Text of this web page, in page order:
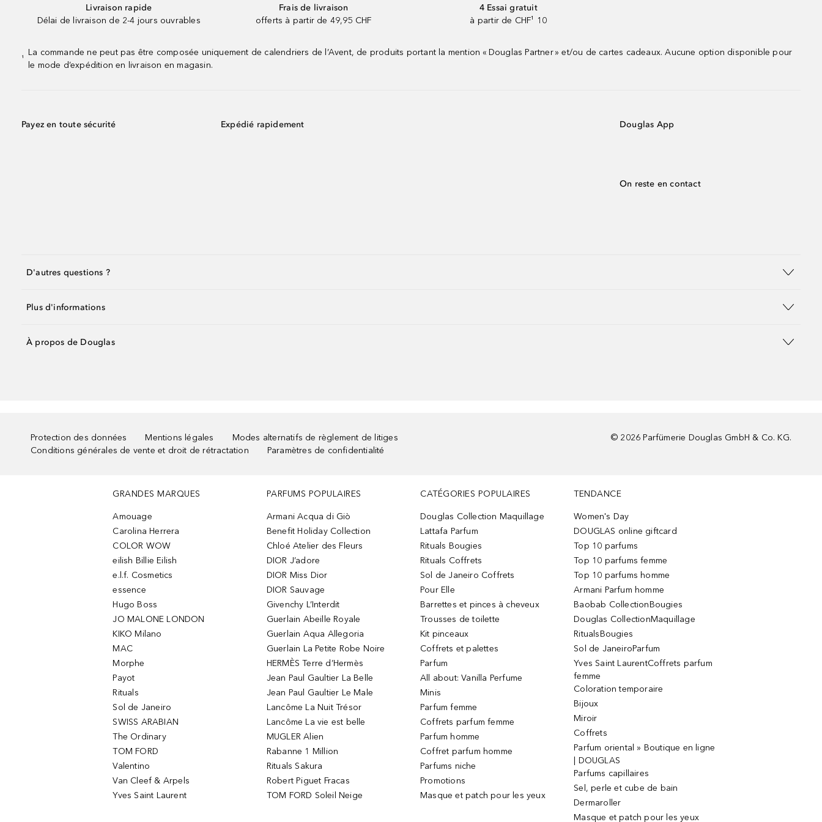
Livraison rapide
Délai de livraison de 2-4 jours ouvrables
Frais de livraison
offerts à partir de 49,95 CHF
4 Essai gratuit
à partir de CHF¹ 10
¹
La commande ne peut pas être composée uniquement de calendriers de l’Avent, de produits portant la mention « Douglas Partner » et/ou de cartes cadeaux. Aucune option disponible pour
le mode d’expédition en livraison en magasin.
Payez en toute sécurité Expédié rapidement Douglas App
On reste en contact
D'autres questions ?
Plus d'informations
À propos de Douglas
Protection des données Mentions légales
Modes alternatifs de règlement de litiges
Conditions générales de vente et droit de rétractation
Paramètres de confidentialité
© 2026 Parfümerie Douglas GmbH & Co. KG.
GRANDES MARQUES
Amouage
Carolina Herrera
COLOR WOW
eilish Billie Eilish
e.l.f. Cosmetics
essence
Hugo Boss
JO MALONE LONDON
KIKO Milano
MAC
Morphe
Payot
Rituals
Sol de Janeiro
SWISS ARABIAN
The Ordinary
TOM FORD
Valentino
Van Cleef & Arpels
Yves Saint Laurent
PARFUMS POPULAIRES
Armani Acqua di Giò
Benefit Holiday Collection
Chloé Atelier des Fleurs
DIOR J’adore
DIOR Miss Dior
DIOR Sauvage
Givenchy L’Interdit
Guerlain Abeille Royale
Guerlain Aqua Allegoria
Guerlain La Petite Robe Noire
HERMÈS Terre d’Hermès
Jean Paul Gaultier La Belle
Jean Paul Gaultier Le Male
Lancôme La Nuit Trésor
Lancôme La vie est belle
MUGLER Alien
Rabanne 1 Million
Rituals Sakura
Robert Piguet Fracas
TOM FORD Soleil Neige
CATÉGORIES POPULAIRES
Douglas Collection Maquillage
Lattafa Parfum
Rituals Bougies
Rituals Coffrets
Sol de Janeiro Coffrets
Pour Elle
Barrettes et pinces à cheveux
Trousses de toilette
Kit pinceaux
Coffrets et palettes
Parfum
All about: Vanilla Perfume
Minis
Parfum femme
Coffrets parfum femme
Parfum homme
Coffret parfum homme
Parfums niche
Promotions
Masque et patch pour les yeux
TENDANCE
Women's Day
DOUGLAS online giftcard
Top 10 parfums
Top 10 parfums femme
Top 10 parfums homme
Armani Parfum homme
Baobab CollectionBougies
Douglas CollectionMaquillage
RitualsBougies
Sol de JaneiroParfum
Yves Saint LaurentCoffrets parfum
femme
Coloration temporaire
Bijoux
Miroir
Coffrets
Parfum oriental » Boutique en ligne
| DOUGLAS
Parfums capillaires
Sel, perle et cube de bain
Dermaroller
Masque et patch pour les yeux